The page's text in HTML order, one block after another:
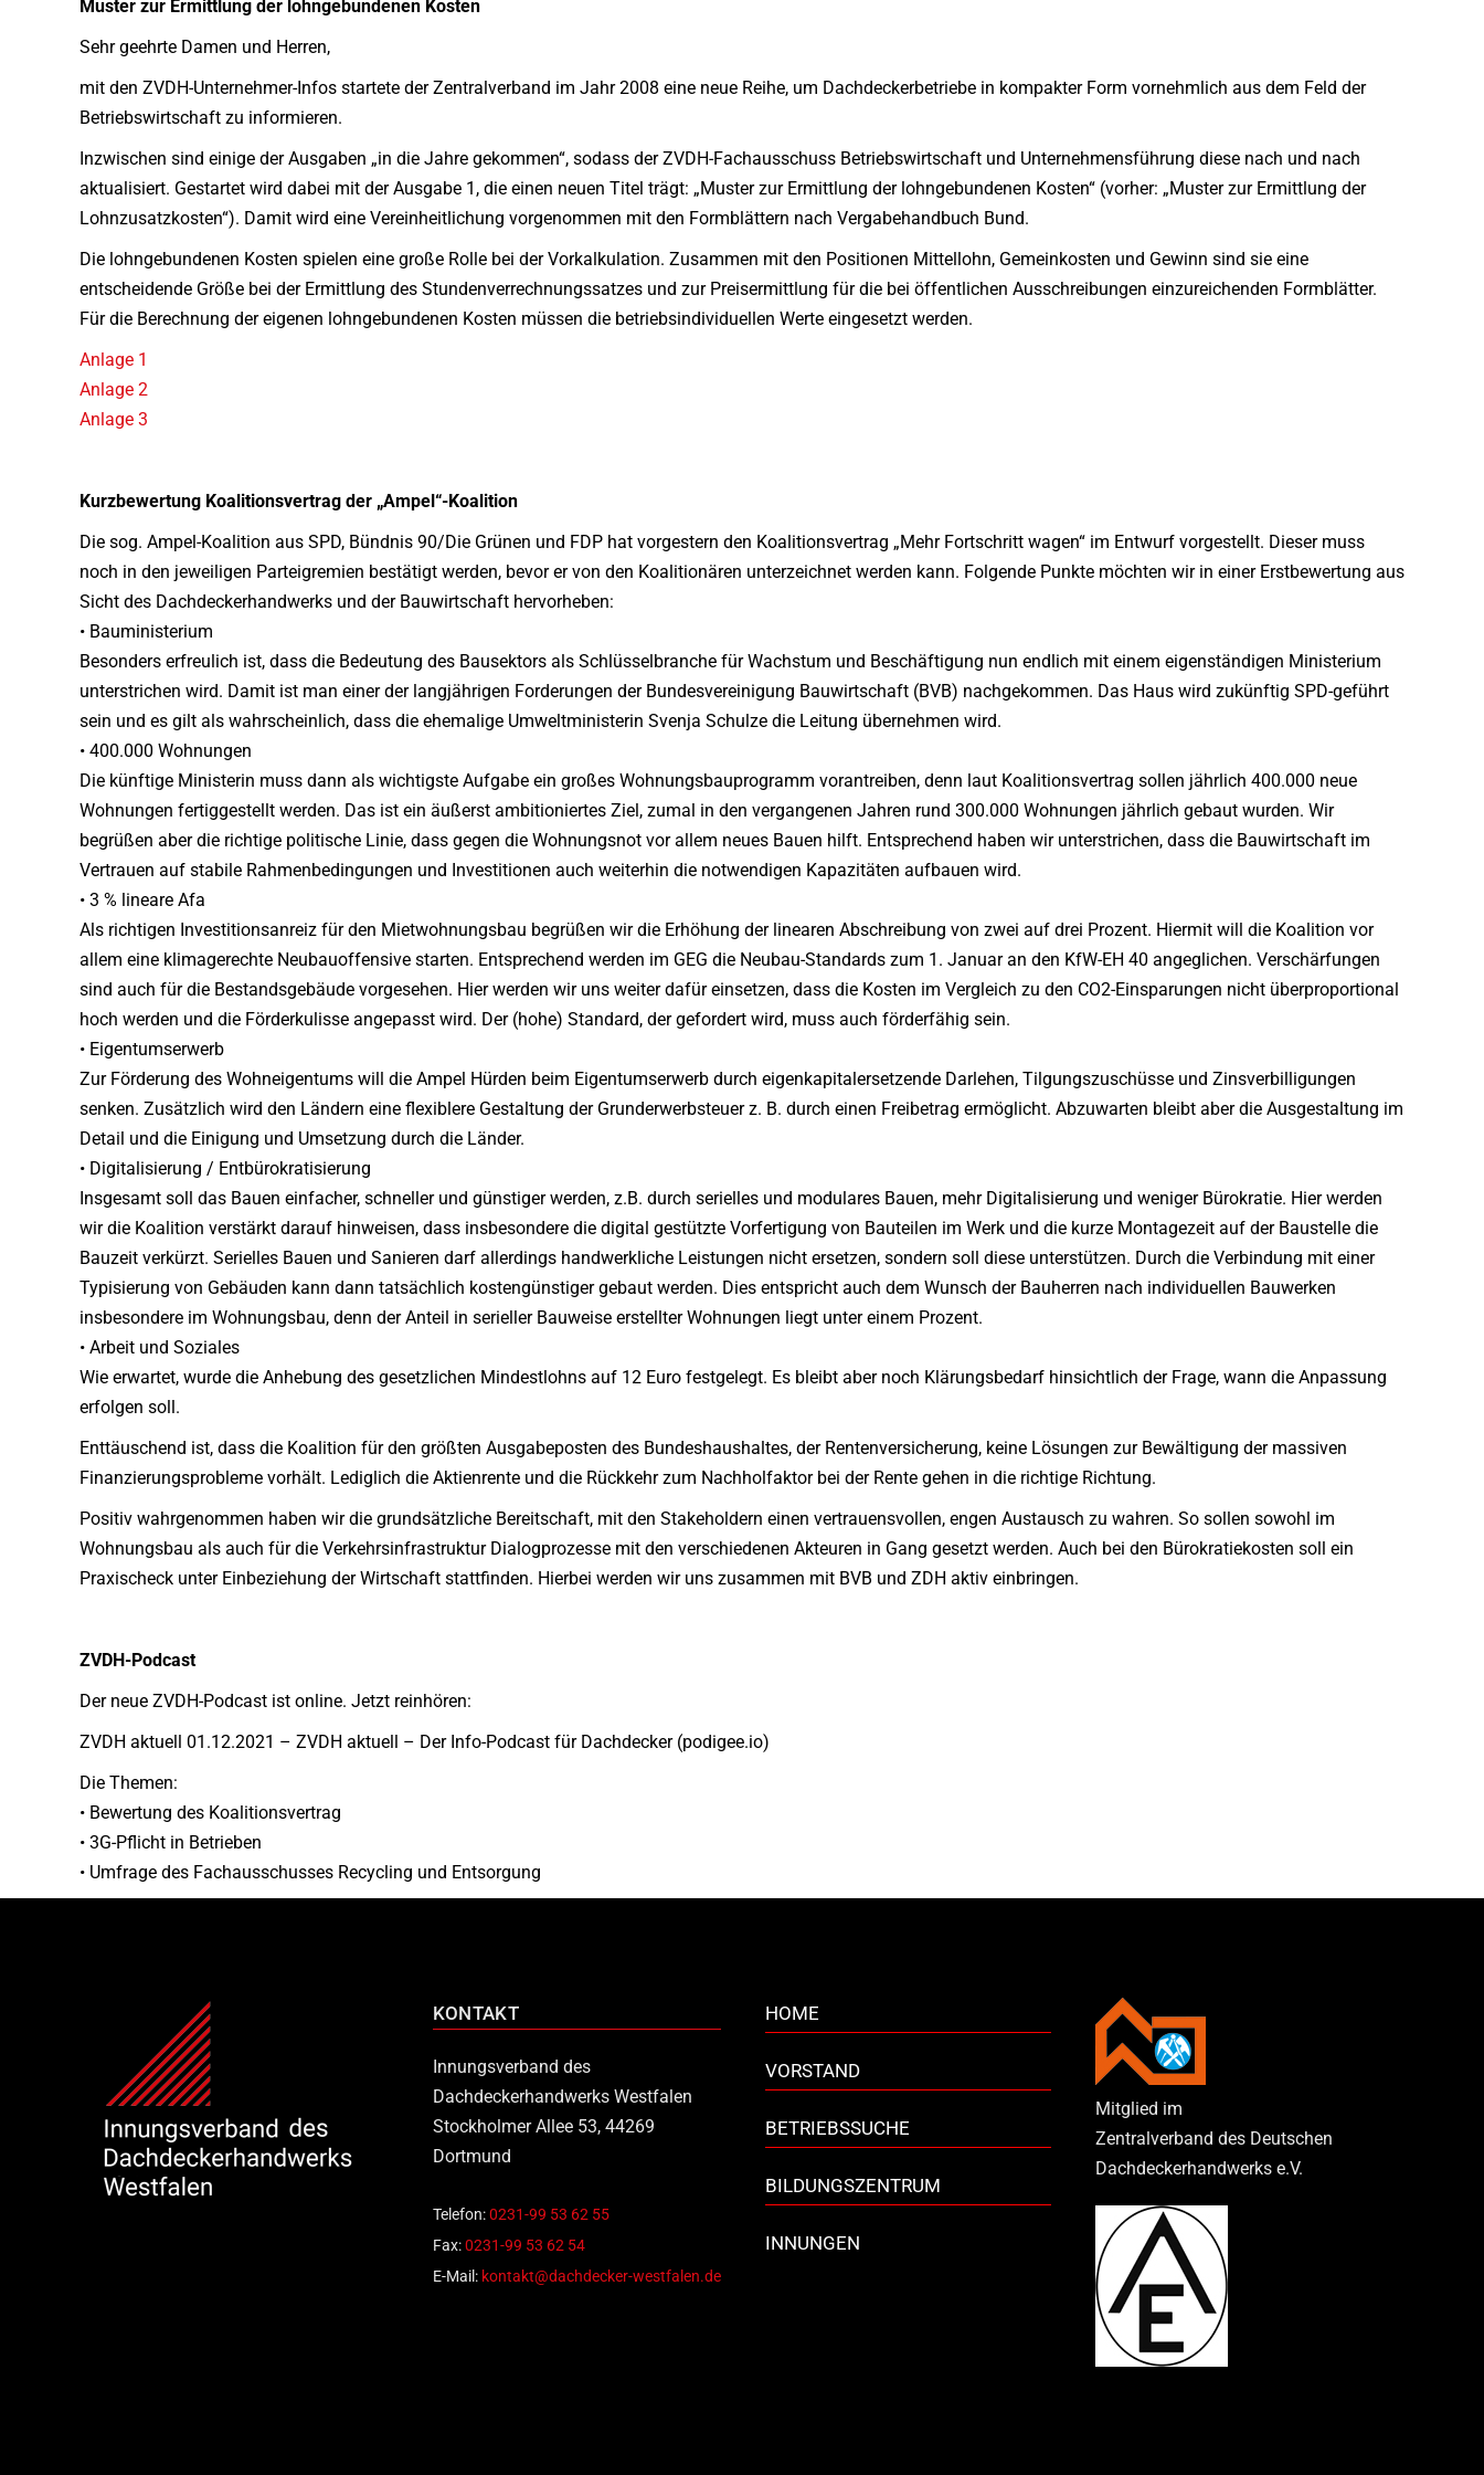
Muster zur Ermittlung der lohngebundenen Kosten
Sehr geehrte Damen und Herren,
mit den ZVDH-Unternehmer-Infos startete der Zentralverband im Jahr 2008 eine neue Reihe, um Dachdeckerbetriebe in kompakter Form vornehmlich aus dem Feld der
Betriebswirtschaft zu informieren.
Inzwischen sind einige der Ausgaben „in die Jahre gekommen“, sodass der ZVDH-Fachausschuss Betriebswirtschaft und Unternehmensführung diese nach und nach
aktualisiert. Gestartet wird dabei mit der Ausgabe 1, die einen neuen Titel trägt: „Muster zur Ermittlung der lohngebundenen Kosten“ (vorher: „Muster zur Ermittlung der
Lohnzusatzkosten“). Damit wird eine Vereinheitlichung vorgenommen mit den Formblättern nach Vergabehandbuch Bund.
Die lohngebundenen Kosten spielen eine große Rolle bei der Vorkalkulation. Zusammen mit den Positionen Mittellohn, Gemeinkosten und Gewinn sind sie eine
entscheidende Größe bei der Ermittlung des Stundenverrechnungssatzes und zur Preisermittlung für die bei öffentlichen Ausschreibungen einzureichenden Formblätter.
Für die Berechnung der eigenen lohngebundenen Kosten müssen die betriebsindividuellen Werte eingesetzt werden.
Anlage 1
Anlage 2
Anlage 3
Kurzbewertung Koalitionsvertrag der „Ampel“-Koalition
Die sog. Ampel-Koalition aus SPD, Bündnis 90/Die Grünen und FDP hat vorgestern den Koalitionsvertrag „Mehr Fortschritt wagen“ im Entwurf vorgestellt. Dieser muss
noch in den jeweiligen Parteigremien bestätigt werden, bevor er von den Koalitionären unterzeichnet werden kann. Folgende Punkte möchten wir in einer Erstbewertung aus
Sicht des Dachdeckerhandwerks und der Bauwirtschaft hervorheben:
• Bauministerium
Besonders erfreulich ist, dass die Bedeutung des Bausektors als Schlüsselbranche für Wachstum und Beschäftigung nun endlich mit einem eigenständigen Ministerium
unterstrichen wird. Damit ist man einer der langjährigen Forderungen der Bundesvereinigung Bauwirtschaft (BVB) nachgekommen. Das Haus wird zukünftig SPD-geführt
sein und es gilt als wahrscheinlich, dass die ehemalige Umweltministerin Svenja Schulze die Leitung übernehmen wird.
• 400.000 Wohnungen
Die künftige Ministerin muss dann als wichtigste Aufgabe ein großes Wohnungsbauprogramm vorantreiben, denn laut Koalitionsvertrag sollen jährlich 400.000 neue
Wohnungen fertiggestellt werden. Das ist ein äußerst ambitioniertes Ziel, zumal in den vergangenen Jahren rund 300.000 Wohnungen jährlich gebaut wurden. Wir
begrüßen aber die richtige politische Linie, dass gegen die Wohnungsnot vor allem neues Bauen hilft. Entsprechend haben wir unterstrichen, dass die Bauwirtschaft im
Vertrauen auf stabile Rahmenbedingungen und Investitionen auch weiterhin die notwendigen Kapazitäten aufbauen wird.
• 3 % lineare Afa
Als richtigen Investitionsanreiz für den Mietwohnungsbau begrüßen wir die Erhöhung der linearen Abschreibung von zwei auf drei Prozent. Hiermit will die Koalition vor
allem eine klimagerechte Neubauoffensive starten. Entsprechend werden im GEG die Neubau-Standards zum 1. Januar an den KfW-EH 40 angeglichen. Verschärfungen
sind auch für die Bestandsgebäude vorgesehen. Hier werden wir uns weiter dafür einsetzen, dass die Kosten im Vergleich zu den CO2-Einsparungen nicht überproportional
hoch werden und die Förderkulisse angepasst wird. Der (hohe) Standard, der gefordert wird, muss auch förderfähig sein.
• Eigentumserwerb
Zur Förderung des Wohneigentums will die Ampel Hürden beim Eigentumserwerb durch eigenkapitalersetzende Darlehen, Tilgungszuschüsse und Zinsverbilligungen
senken. Zusätzlich wird den Ländern eine flexiblere Gestaltung der Grunderwerbsteuer z. B. durch einen Freibetrag ermöglicht. Abzuwarten bleibt aber die Ausgestaltung im
Detail und die Einigung und Umsetzung durch die Länder.
• Digitalisierung / Entbürokratisierung
Insgesamt soll das Bauen einfacher, schneller und günstiger werden, z.B. durch serielles und modulares Bauen, mehr Digitalisierung und weniger Bürokratie. Hier werden
wir die Koalition verstärkt darauf hinweisen, dass insbesondere die digital gestützte Vorfertigung von Bauteilen im Werk und die kurze Montagezeit auf der Baustelle die
Bauzeit verkürzt. Serielles Bauen und Sanieren darf allerdings handwerkliche Leistungen nicht ersetzen, sondern soll diese unterstützen. Durch die Verbindung mit einer
Typisierung von Gebäuden kann dann tatsächlich kostengünstiger gebaut werden. Dies entspricht auch dem Wunsch der Bauherren nach individuellen Bauwerken
insbesondere im Wohnungsbau, denn der Anteil in serieller Bauweise erstellter Wohnungen liegt unter einem Prozent.
• Arbeit und Soziales
Wie erwartet, wurde die Anhebung des gesetzlichen Mindestlohns auf 12 Euro festgelegt. Es bleibt aber noch Klärungsbedarf hinsichtlich der Frage, wann die Anpassung
erfolgen soll.
Enttäuschend ist, dass die Koalition für den größten Ausgabeposten des Bundeshaushaltes, der Rentenversicherung, keine Lösungen zur Bewältigung der massiven
Finanzierungsprobleme vorhält. Lediglich die Aktienrente und die Rückkehr zum Nachholfaktor bei der Rente gehen in die richtige Richtung.
Positiv wahrgenommen haben wir die grundsätzliche Bereitschaft, mit den Stakeholdern einen vertrauensvollen, engen Austausch zu wahren. So sollen sowohl im
Wohnungsbau als auch für die Verkehrsinfrastruktur Dialogprozesse mit den verschiedenen Akteuren in Gang gesetzt werden. Auch bei den Bürokratiekosten soll ein
Praxischeck unter Einbeziehung der Wirtschaft stattfinden. Hierbei werden wir uns zusammen mit BVB und ZDH aktiv einbringen.
ZVDH-Podcast
Der neue ZVDH-Podcast ist online. Jetzt reinhören:
ZVDH aktuell 01.12.2021 – ZVDH aktuell – Der Info-Podcast für Dachdecker (podigee.io)
Die Themen:
• Bewertung des Koalitionsvertrag
• 3G-Pflicht in Betrieben
• Umfrage des Fachausschusses Recycling und Entsorgung
KONTAKT
Innungsverband des
Dachdeckerhandwerks Westfalen
Stockholmer Allee 53, 44269
Dortmund
Telefon:0231-99 53 62 55
Fax:0231-99 53 62 54
E-Mail: kontakt@dachdecker-westfalen.de
HOME
VORSTAND
BETRIEBSSUCHE
BILDUNGSZENTRUM
INNUNGEN
Mitglied im
Zentralverband des Deutschen
Dachdeckerhandwerks e.V.